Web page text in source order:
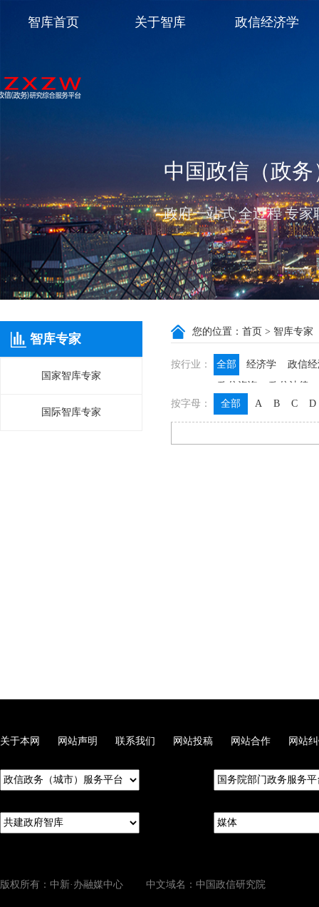
中国政信（政
政府一站式 全过程 专
智库首页 关于智库 政信经济学
智库专家
国家智库专家
国际智库专家
您的位置： 首页 > 智库专家
按行业： 全部 经济学
政信
政信咨询
政信法律
按字母：
全部 A B C D
关于本网 网站声明 联系我们 网站投稿 网站合作 网站
版权所有：中新·办融媒中心 中文域名：中国政信研究院